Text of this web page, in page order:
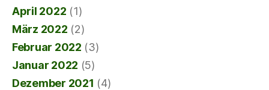
April 2022 (1)
März 2022 (2)
Februar 2022 (3)
Januar 2022 (5)
Dezember 2021 (4)